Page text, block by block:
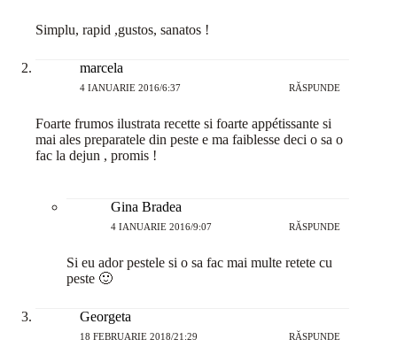
Simplu, rapid ,gustos, sanatos !
marcela
4 IANUARIE 2016/6:37 RĂSPUNDE
Foarte frumos ilustrata recette si foarte appétissante si
mai ales preparatele din peste e ma faiblesse deci o sa o
fac la dejun , promis !
Gina Bradea
4 IANUARIE 2016/9:07 RĂSPUNDE
Si eu ador pestele si o sa fac mai multe retete cu
peste 🙂
Georgeta
18 FEBRUARIE 2018/21:29 RĂSPUNDE